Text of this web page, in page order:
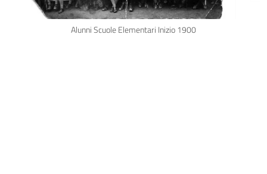
Alunni Scuole Elementari Inizio 1900